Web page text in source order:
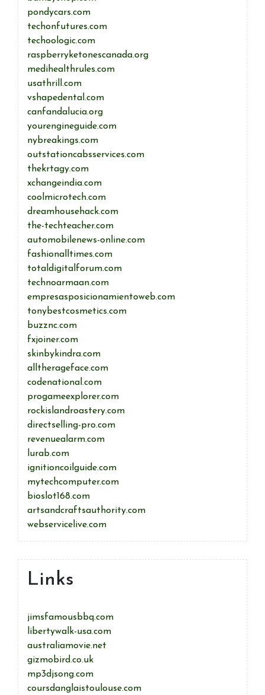
pondycars.com
techonfutures.com
techoologic.com
raspberryketonescanada.org
medihealthrules.com
usathrill.com
vshapedental.com
canfandalucia.org
yourengineguide.com
nybreakings.com
outstationcabsservices.com
thekrtagy.com
xchangeindia.com
coolmicrotech.com
dreamhousehack.com
the-techteacher.com
automobilenews-online.com
fashionalltimes.com
totaldigitalforum.com
technoarmaan.com
empresasposicionamientoweb.com
tonybestcosmetics.com
buzznc.com
fxjoiner.com
skinbykindra.com
alltherageface.com
codenational.com
progameexplorer.com
rockislandroastery.com
directselling-pro.com
revenuealarm.com
lurab.com
ignitioncoilguide.com
mytechcomputer.com
bioslot168.com
artsandcraftsauthority.com
webservicelive.com
Links
jimsfamousbbq.com
libertywalk-usa.com
australiamovie.net
gizmobird.co.uk
mp3djsong.com
coursdanglaistoulouse.com